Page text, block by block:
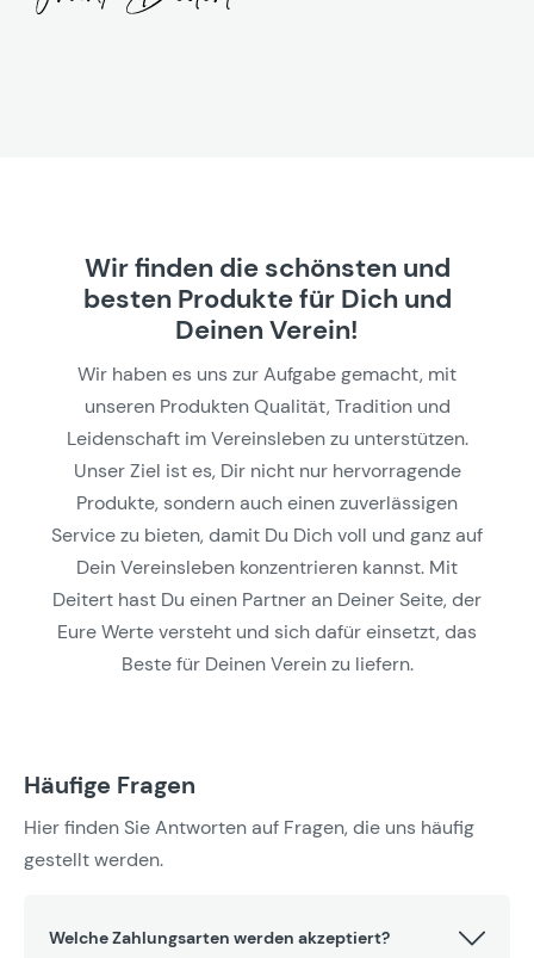
Wir finden die schönsten und
besten Produkte für Dich und
Deinen Verein!
Wir haben es uns zur Aufgabe gemacht, mit
unseren Produkten Qualität, Tradition und
Leidenschaft im Vereinsleben zu unterstützen.
Unser Ziel ist es, Dir nicht nur hervorragende
Produkte, sondern auch einen zuverlässigen
Service zu bieten, damit Du Dich voll und ganz auf
Dein Vereinsleben konzentrieren kannst. Mit
Deitert hast Du einen Partner an Deiner Seite, der
Eure Werte versteht und sich dafür einsetzt, das
Beste für Deinen Verein zu liefern.
Häufige Fragen
Hier finden Sie Antworten auf Fragen, die uns häufig
gestellt werden.
Welche Zahlungsarten werden akzeptiert?